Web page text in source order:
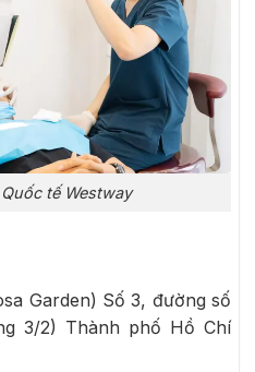
tế Westway
Garden) Số 3, đường số
3/2) Thành phố Hồ Chí